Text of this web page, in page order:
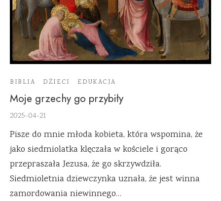
BIBLIA DZIECI EDUKACJA
Moje grzechy go przybiły
2025-04-21
Pisze do mnie młoda kobieta, która wspomina, że
jako siedmiolatka klęczała w kościele i gorąco
przepraszała Jezusa, że go skrzywdziła.
Siedmioletnia dziewczynka uznała, że jest winna
zamordowania niewinnego…